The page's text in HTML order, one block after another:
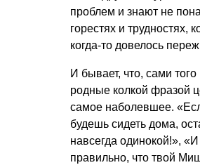
проблем и знают не
горестях и трудностях,
когда-то довелось
И бывает, что, сами
родные колкой фразой
самое наболевшее.
будешь сидеть дома,
навсегда одинокой!», «И
правильно, что твой